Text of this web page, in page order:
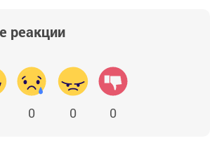
реакции
0 0 0